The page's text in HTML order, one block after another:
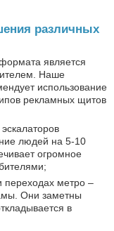
различных
является
Наше
использование
рекламных щитов
людей на 5-10
огромное
переходах метро –
Они заметны
в